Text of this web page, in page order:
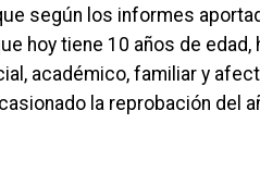
según los informes
hoy tiene 10 años de
académico, familiar y
la reprobación del